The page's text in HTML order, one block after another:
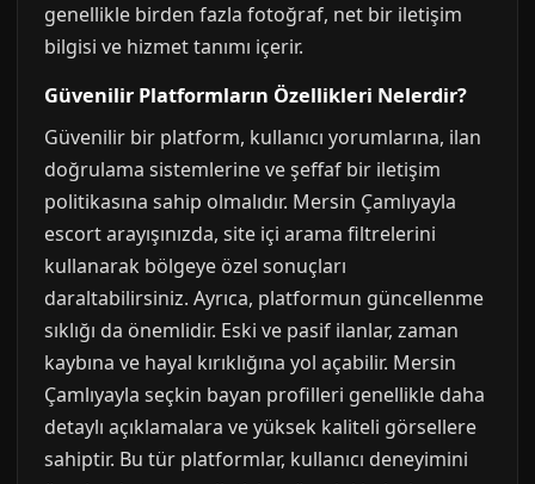
genellikle birden fazla fotoğraf, net bir iletişim
bilgisi ve hizmet tanımı içerir.
Güvenilir Platformların Özellikleri Nelerdir?
Güvenilir bir platform, kullanıcı yorumlarına, ilan
doğrulama sistemlerine ve şeffaf bir iletişim
politikasına sahip olmalıdır. Mersin Çamlıyayla
escort arayışınızda, site içi arama filtrelerini
kullanarak bölgeye özel sonuçları
daraltabilirsiniz. Ayrıca, platformun güncellenme
sıklığı da önemlidir. Eski ve pasif ilanlar, zaman
kaybına ve hayal kırıklığına yol açabilir. Mersin
Çamlıyayla seçkin bayan profilleri genellikle daha
detaylı açıklamalara ve yüksek kaliteli görsellere
sahiptir. Bu tür platformlar, kullanıcı deneyimini